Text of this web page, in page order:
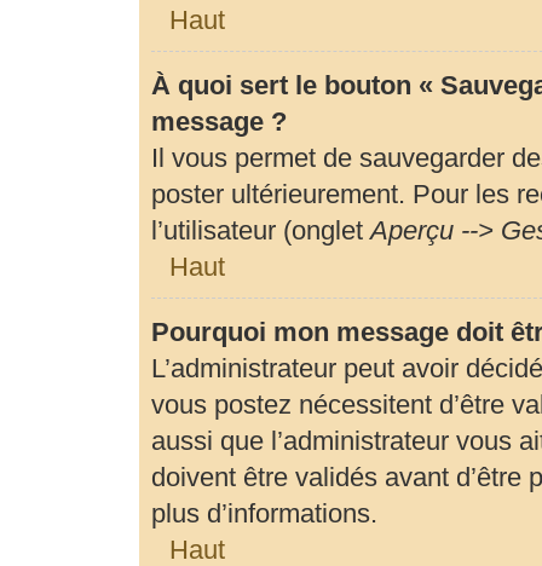
Haut
À quoi sert le bouton «
message ?
Il vous permet de sauvegarder
poster ultérieurement. Pour les
l’utilisateur (ongletAperçu -->
Haut
Pourquoi mon message doit
L’administrateur peut avoir
vous postez nécessitent d’être
aussi que l’administrateur vous
doivent être validés avant d’être
plus d’informations.
Haut